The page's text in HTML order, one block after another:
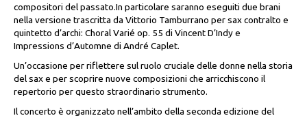
compositori del passato.In particolare saranno eseguiti due brani
nella versione trascritta da Vittorio Tamburrano per sax contralto e
quintetto d’archi: Choral Varié op. 55 di Vincent D’Indy e
Impressions d’Automne di André Caplet.
Un’occasione per riflettere sul ruolo cruciale delle donne nella storia
del sax e per scoprire nuove composizioni che arricchiscono il
repertorio per questo straordinario strumento.
Il concerto è organizzato nell’ambito della seconda edizione del